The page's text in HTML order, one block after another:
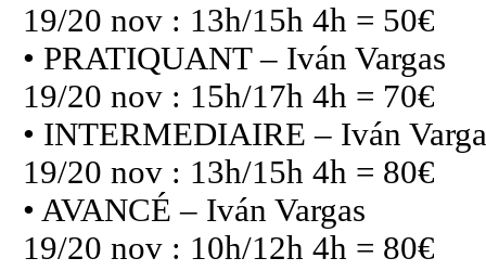
19/20 nov : 13h/15h 4h = 50€
• PRATIQUANT – Iván Vargas
19/20 nov : 15h/17h 4h = 70€
• INTERMEDIAIRE – Iván
19/20 nov : 13h/15h 4h = 80€
• AVANCÉ – Iván Vargas
19/20 nov : 10h/12h 4h = 80€